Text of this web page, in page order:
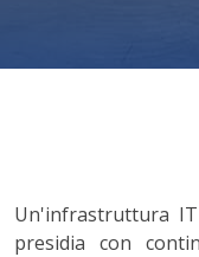
Un'infrastruttura
presidia con